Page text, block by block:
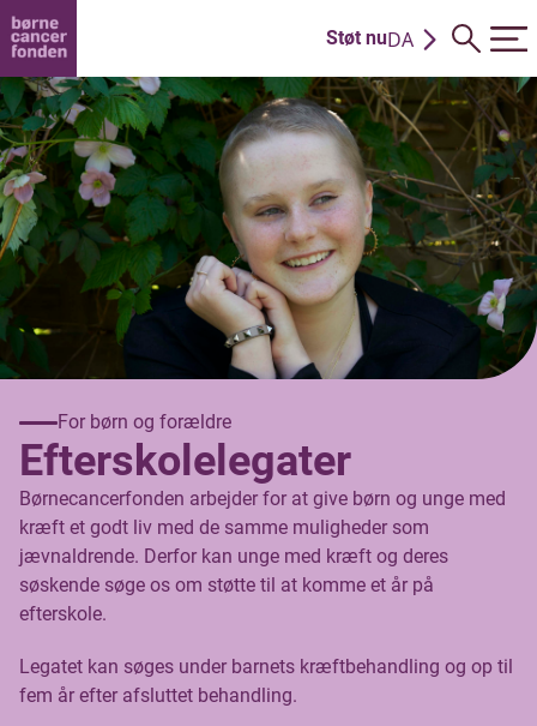
Støt nuDA
For børn og forældre
Efterskolelegater
Børnecancerfonden arbejder for at give børn og unge med
kræft et godt liv med de samme muligheder som
jævnaldrende. Derfor kan unge med kræft og deres
søskende søge os om støtte til at komme et år på
efterskole.
Legatet kan søges under barnets kræftbehandling og op til
fem år efter afsluttet behandling.